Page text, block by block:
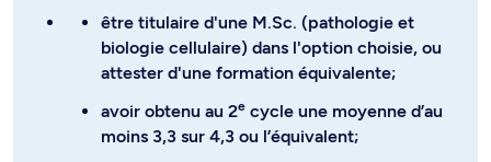
être titulaire d'une M.Sc. (pathologie et
biologie cellulaire) dans l'option choisie, ou
attester d'une formation équivalente;
avoir obtenu au 2e cycle une moyenne d’au
moins 3,3 sur 4,3 ou l’équivalent;